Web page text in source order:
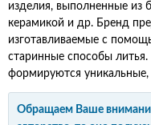
изделия, выполненные из
керамикой и др. Бренд
изготавливаемые с
старинные способы
формируются уникальные,
Обращаем Ваше